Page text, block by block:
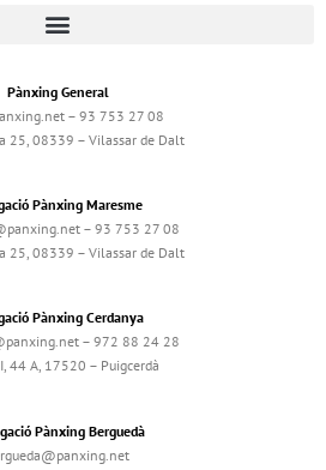
Pànxing General
– 93 753 27 08
25, 08339 – Vilassar de Dalt
Pànxing Maresme
– 93 753 27 08
25, 08339 – Vilassar de Dalt
Pànxing Cerdanya
– 972 88 24 28
44 A, 17520 – Puigcerdà
Pànxing Berguedà